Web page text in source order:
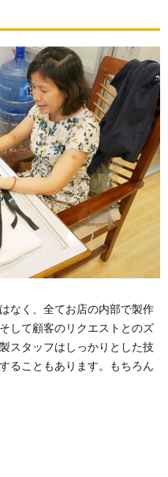
なく、全てお店の内部で製作
して顧客のリクエストとのズ
スタッフはしっかりとした技
ることもあります。もちろん